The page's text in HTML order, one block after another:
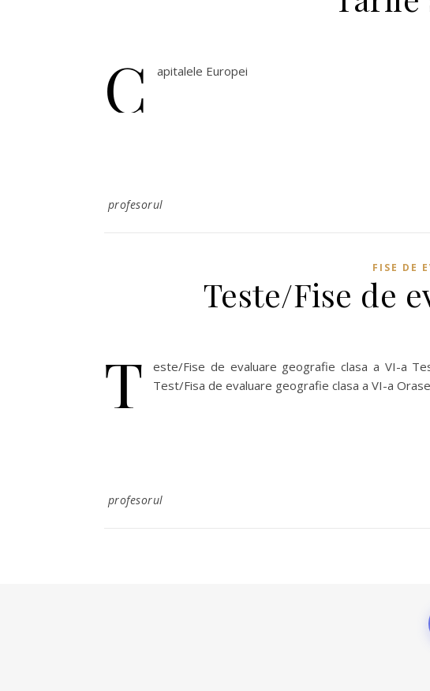
C apitalele Europei
profesorul
FISE DE
Teste/Fise de
T
este/Fise de evaluare geografie clasa a VI-a
Test/Fisa de evaluare geografie clasa a VI-a
profesorul